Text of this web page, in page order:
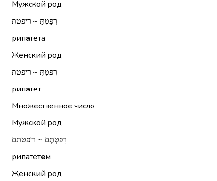
Мужской род
רִפַּטְתָּ ~ ריפטת
рипатета
Женский род
רִפַּטְתְּ ~ ריפטת
рипатет
Множественное число
Мужской род
רִפַּטְתֶּם ~ ריפטתם
рипатетем
Женский род